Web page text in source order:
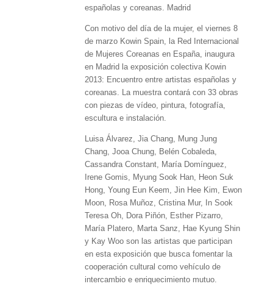
españolas y coreanas. Madrid
Con motivo del día de la mujer, el viernes 8
de marzo Kowin Spain, la Red Internacional
de Mujeres Coreanas en España, inaugura
en Madrid la exposición colectiva Kowin
2013: Encuentro entre artistas españolas y
coreanas. La muestra contará con 33 obras
con piezas de vídeo, pintura, fotografía,
escultura e instalación.
Luisa Álvarez, Jia Chang, Mung Jung
Chang, Jooa Chung, Belén Cobaleda,
Cassandra Constant, María Domínguez,
Irene Gomis, Myung Sook Han, Heon Suk
Hong, Young Eun Keem, Jin Hee Kim, Ewon
Moon, Rosa Muñoz, Cristina Mur, In Sook
Teresa Oh, Dora Piñón, Esther Pizarro,
María Platero, Marta Sanz, Hae Kyung Shin
y Kay Woo son las artistas que participan
en esta exposición que busca fomentar la
cooperación cultural como vehículo de
intercambio e enriquecimiento mutuo.